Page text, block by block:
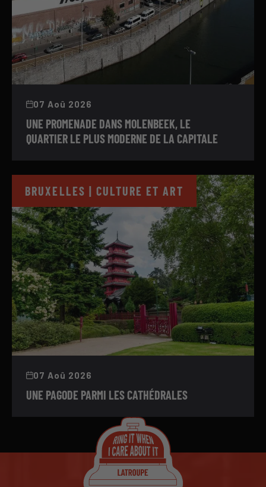
07 Aoû 2026
UNE PROMENADE DANS MOLENBEEK, LE
QUARTIER LE PLUS MODERNE DE LA CAPITALE
BRUXELLES | CULTURE ET ART
07 Aoû 2026
UNE PAGODE PARMI LES CATHÉDRALES